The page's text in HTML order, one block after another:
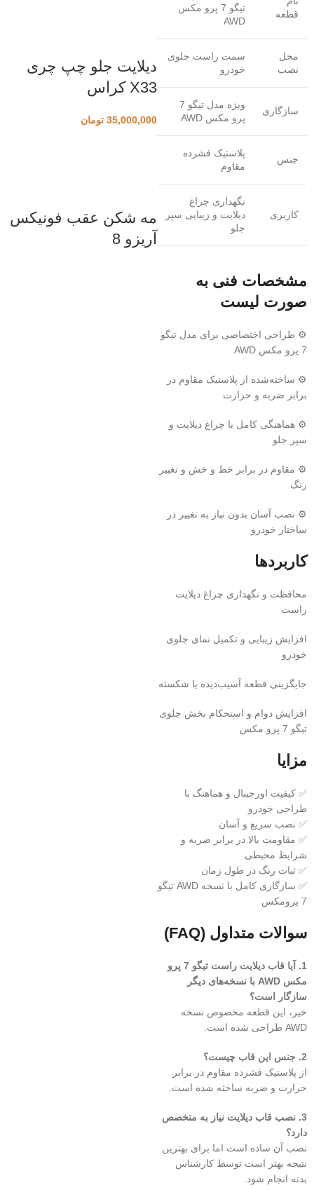
قطعه
تیگو 7 پرو مکس
AWD
محل
نصب
سمت راست جلوی
خودرو
سازگاری
ویژه مدل تیگو 7
پرو مکس AWD
جنس
پلاستیک فشرده
مقاوم
کاربری
نگهداری چراغ
دیلایت و زیبایی سپر
جلو
مشخصات فنی به
صورت لیست
⚙️ طراحی اختصاصی برای مدل تیگو
7 پرو مکس AWD
⚙️ ساخته‌شده از پلاستیک مقاوم در
برابر ضربه و حرارت
⚙️ هماهنگی کامل با چراغ دیلایت و
سپر جلو
⚙️ مقاوم در برابر خط و خش و تغییر
رنگ
⚙️ نصب آسان بدون نیاز به تغییر در
ساختار خودرو
کاربردها
محافظت و نگهداری چراغ دیلایت
راست
افزایش زیبایی و تکمیل نمای جلوی
خودرو
جایگزینی قطعه آسیب‌دیده یا شکسته
افزایش دوام و استحکام بخش جلوی
تیگو 7 پرو مکس
مزایا
✅ کیفیت اورجینال و هماهنگ با
طراحی خودرو
✅ نصب سریع و آسان
✅ مقاومت بالا در برابر ضربه و
شرایط محیطی
✅ ثبات رنگ در طول زمان
✅ سازگاری کامل با نسخه AWD تیگو
7 پرومکس
سوالات متداول (FAQ)
1. آیا قاب دیلایت راست تیگو 7 پرو
مکس AWD با نسخه‌های دیگر
سازگار است؟
خیر، این قطعه مخصوص نسخه
AWD طراحی شده است.
2. جنس این قاب چیست؟
از پلاستیک فشرده مقاوم در برابر
حرارت و ضربه ساخته شده است.
3. نصب قاب دیلایت نیاز به متخصص
دارد؟
نصب آن ساده است اما برای بهترین
نتیجه بهتر است توسط کارشناس
بدنه انجام شود.
دیلایت جلو چپ چری
X33 کراس
35,000,000 تومان
مه شکن عقب فونیکس
آریزو 8